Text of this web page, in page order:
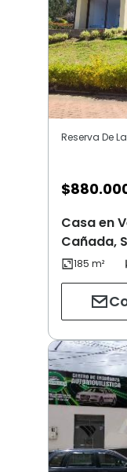
Reserva De
$
Casa en
Cañada,